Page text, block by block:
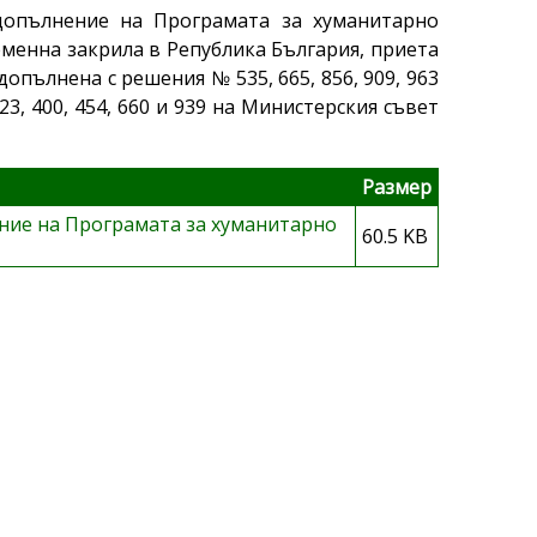
на Програмата за хуманитарно
закрила в Република България, приета
с решения № 535, 665, 856, 909, 963
400, 454, 660 и 939 на Министерския съвет
Размер
на Програмата за хуманитарно
60.5 KB